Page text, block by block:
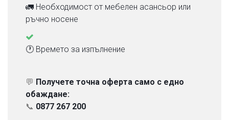
🚛 Необходимост от мебелен асансьор или
ръчно носене
🕐 Времето за изпълнение
💬 Получете точна оферта само с едно
обаждане:
📞 0877 267 200